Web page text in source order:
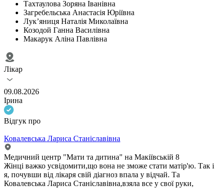
Тахтаулова Зоряна Іванівна
Загребельська Анастасія Юріївна
Лук’яниця Наталія Миколаївна
Козодой Ганна Василівна
Макарук Аліна Павлівна
Лікар
09.08.2026
Ірина
Відгук про
Ковалевська Лариса Станіславівна
Медичний центр "Мати та дитина" на Макіївській 8
Жінці важко усвідомити,що вона не зможе стати матір'ю. Так і
я, почувши від лікаря свій діагноз впала у відчай. Та
Ковалевська Лариса Станіславівна,взяла все у свої руки,